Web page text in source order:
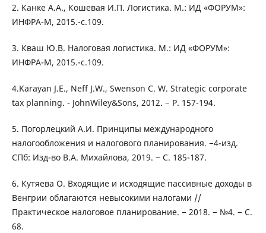
2. Канке А.А., Кошевая И.П. Логистика. М.: ИД «ФОРУМ»:
ИНФРА-М, 2015.-с.109.
3. Кваш Ю.В. Налоговая логистика. М.: ИД «ФОРУМ»:
ИНФРА-М, 2015.-с.109.
4.Karayan J.E., Neff J.W., Swenson C. W. Strategic corporate
tax planning. - JohnWiley&Sons, 2012. − P. 157-194.
5. Погорлецкий А.И. Принципы международного
налогообложения и налогового планирования. −4-изд.
СПб: Изд-во В.А. Михайлова, 2019. − С. 185-187.
6. Кутяева О. Входящие и исходящие пассивные доходы в
Венгрии облагаются невысокими налогами //
Практическое налоговое планирование. − 2018. − №4. − С.
68.